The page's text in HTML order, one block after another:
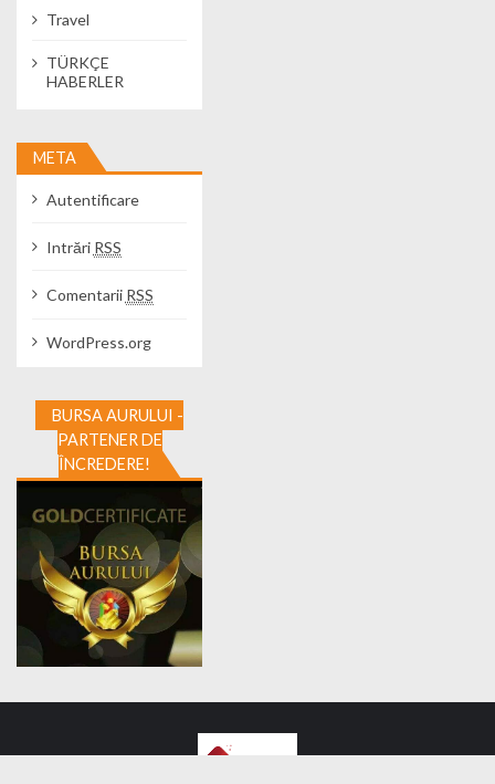
Travel
TÜRKÇE
HABERLER
META
Autentificare
Intrări RSS
Comentarii RSS
WordPress.org
BURSA AURULUI -
PARTENER DE
ÎNCREDERE!